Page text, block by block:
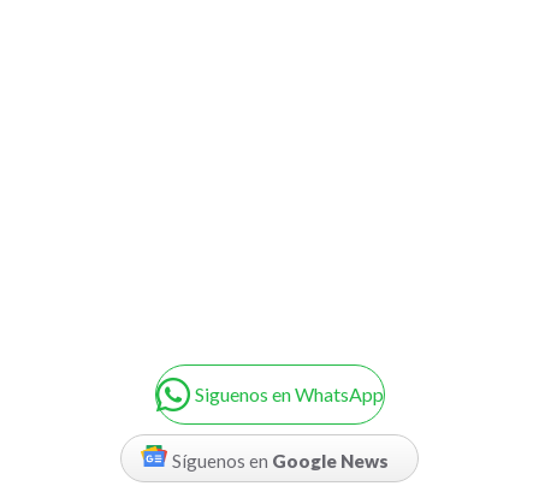
Siguenos en WhatsApp
Síguenos en Google News